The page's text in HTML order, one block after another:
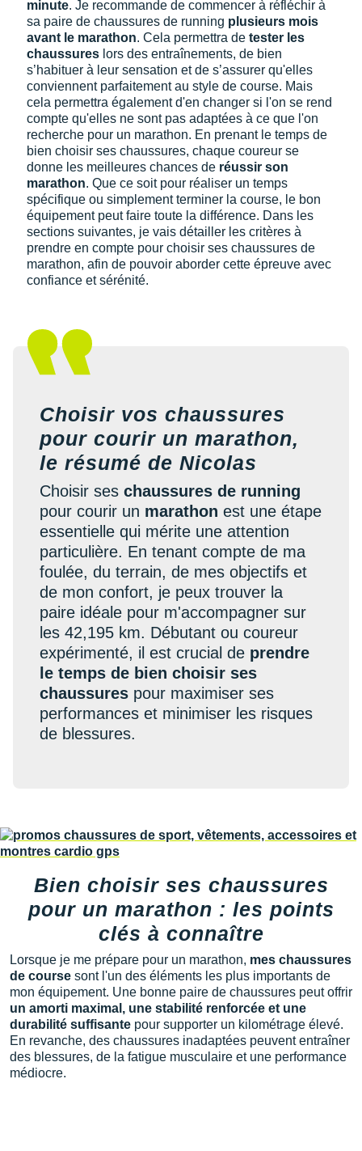
minute. Je recommande de commencer à réfléchir à
sa paire de chaussures de running plusieurs mois
avant le marathon. Cela permettra de tester les
chaussures lors des entraînements, de bien
s’habituer à leur sensation et de s’assurer qu'elles
conviennent parfaitement au style de course. Mais
cela permettra également d'en changer si l'on se rend
compte qu'elles ne sont pas adaptées à ce que l'on
recherche pour un marathon. En prenant le temps de
bien choisir ses chaussures, chaque coureur se
donne les meilleures chances de réussir son
marathon. Que ce soit pour réaliser un temps
spécifique ou simplement terminer la course, le bon
équipement peut faire toute la différence. Dans les
sections suivantes, je vais détailler les critères à
prendre en compte pour choisir ses chaussures de
marathon, afin de pouvoir aborder cette épreuve avec
confiance et sérénité.
Choisir vos chaussures
pour courir un marathon,
le résumé de Nicolas
Choisir ses chaussures de running
pour courir un marathon est une étape
essentielle qui mérite une attention
particulière. En tenant compte de ma
foulée, du terrain, de mes objectifs et
de mon confort, je peux trouver la
paire idéale pour m'accompagner sur
les 42,195 km. Débutant ou coureur
expérimenté, il est crucial de prendre
le temps de bien choisir ses
chaussures pour maximiser ses
performances et minimiser les risques
de blessures.
Bien choisir ses chaussures
pour un marathon : les points
clés à connaître
Lorsque je me prépare pour un marathon, mes chaussures
de course sont l'un des éléments les plus importants de
mon équipement. Une bonne paire de chaussures peut offrir
un amorti maximal, une stabilité renforcée et une
durabilité suffisante pour supporter un kilométrage élevé.
En revanche, des chaussures inadaptées peuvent entraîner
des blessures, de la fatigue musculaire et une performance
médiocre.